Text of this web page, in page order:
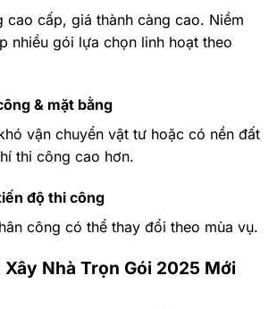
cao cấp, giá thành càng cao. Niềm
nhiều gói lựa chọn linh hoạt theo
& mặt bằng
vận chuyển vật tư hoặc có nền đất
thi công cao hơn.
độ thi công
công có thể thay đổi theo mùa vụ.
Xây Nhà Trọn Gói 2025 Mới